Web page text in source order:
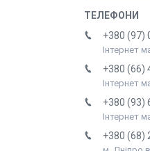
+380 (97)
Інтернет
+380 (66)
Інтернет
+380 (93)
Інтернет
+380 (68)